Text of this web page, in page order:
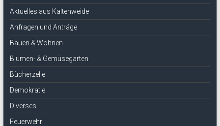
Aktuelles aus Kaltenweide
Anfragen und Anträge
Bauen & Wohnen
Blumen- & Gemüsegarten
Bücherzelle
Demokratie
Diverses
Feuerwehr